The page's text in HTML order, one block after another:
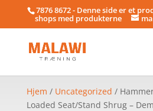
7876 8672 - Denne side er et
shops med produkterne
Hjem / Uncategorized /
Loaded Seat/Stand Shrug –